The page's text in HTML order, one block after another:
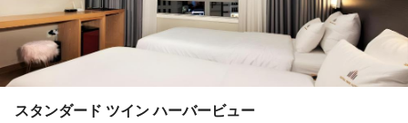
スタンダード ツイン ハーバービュー